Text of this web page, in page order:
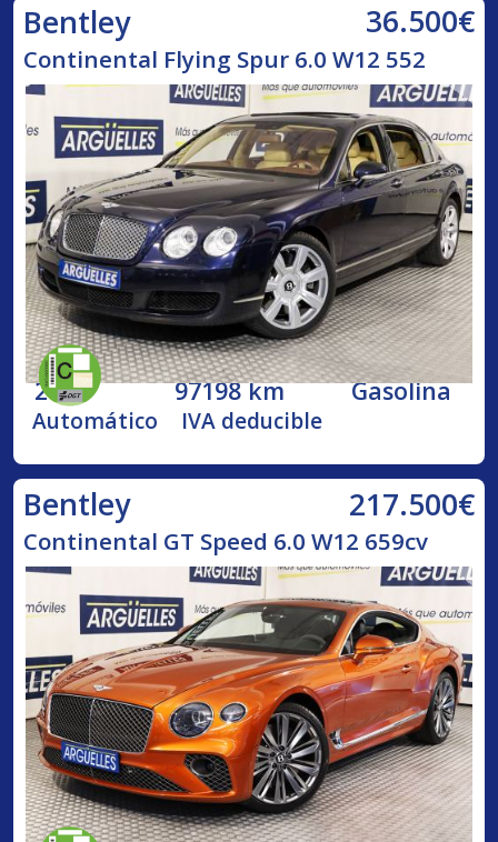
Bentley 36.500€
Continental Flying Spur 6.0 W12 552
2005 97198 km Gasolina
Automático IVA deducible
Bentley 217.500€
Continental GT Speed 6.0 W12 659cv